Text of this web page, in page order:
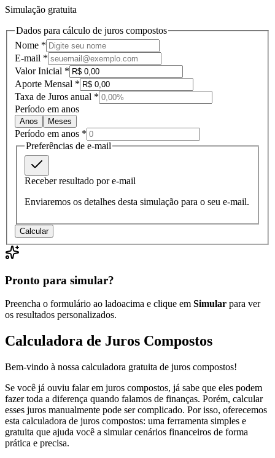
Simulação gratuita
Dados para cálculo de juros compostos
Nome *
E-mail *
Valor Inicial *
Aporte Mensal *
Taxa de Juros anual *
Período em anos
Anos Meses
Período em anos *
Preferências de e-mail
Receber resultado por e-mail
Enviaremos os detalhes desta simulação para o seu e-mail.
Calcular
Pronto para simular?
Preencha o formulário ao ladoacima e clique em Simular para ver
os resultados personalizados.
Calculadora de Juros Compostos
Bem-vindo à nossa calculadora gratuita de juros compostos!
Se você já ouviu falar em juros compostos, já sabe que eles podem
fazer toda a diferença quando falamos de finanças. Porém, calcular
esses juros manualmente pode ser complicado. Por isso, oferecemos
esta calculadora de juros compostos: uma ferramenta simples e
gratuita que ajuda você a simular cenários financeiros de forma
prática e precisa.